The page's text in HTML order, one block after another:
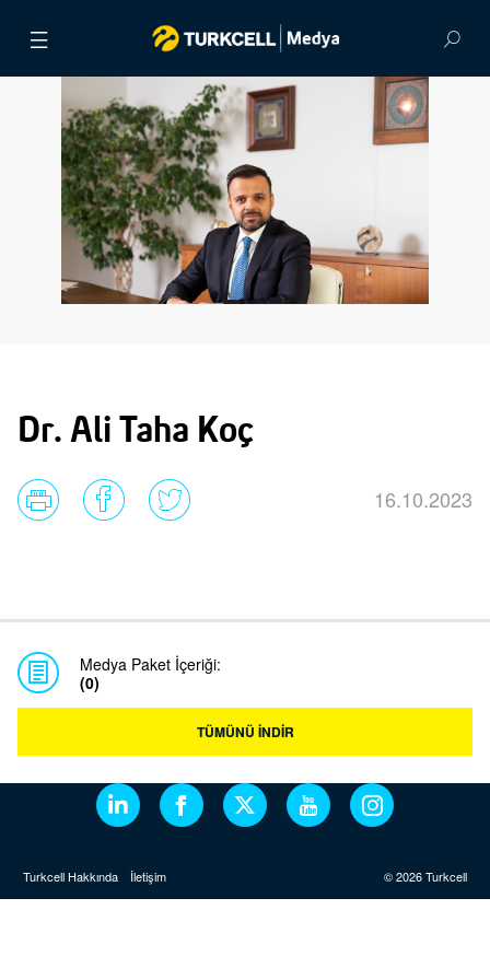
BASIN BÜLTENLERİ
VİDEOLAR
GÖRSEL ARŞİV
Dr. Ali Taha Koç
16.10.2023
Medya Paket İçeriği:
(0)
TÜMÜNÜ İNDİR
Turkcell Hakkında İletişim © 2026 Turkcell